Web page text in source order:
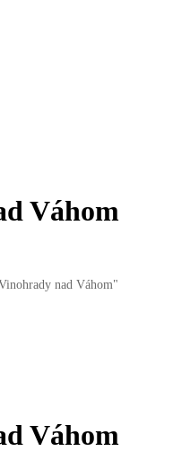
Váhom
nad Váhom"
Váhom